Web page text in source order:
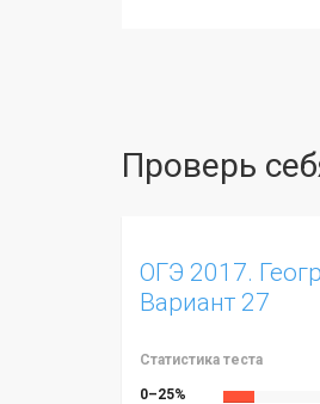
Проверь
ОГЭ 2017.
Вариант 27
Статистика теста
0–25%